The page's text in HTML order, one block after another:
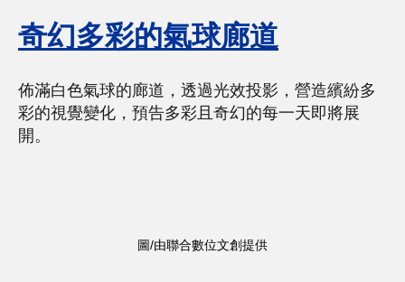
奇幻多彩的氣球廊道
佈滿白色氣球的廊道，透過光效投影，營造繽紛多
彩的視覺變化，預告多彩且奇幻的每一天即將展
開。
圖/由聯合數位文創提供